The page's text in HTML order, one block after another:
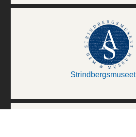
Strindbergsmuseet